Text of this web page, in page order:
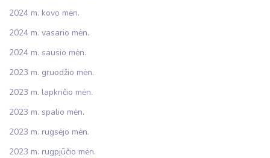
2024 m. kovo mėn.
2024 m. vasario mėn.
2024 m. sausio mėn.
2023 m. gruodžio mėn.
2023 m. lapkričio mėn.
2023 m. spalio mėn.
2023 m. rugsėjo mėn.
2023 m. rugpjūčio mėn.